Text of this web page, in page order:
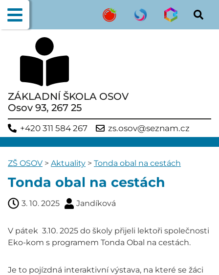
ZÁKLADNÍ ŠKOLA OSOV
Osov 93, 267 25
+420 311 584 267 zs.osov@seznam.cz
ZŠ OSOV > Aktuality > Tonda obal na cestách
Tonda obal na cestách
3. 10. 2025 Jandíková
V pátek 3.10. 2025 do školy přijeli lektoři společnosti
Eko-kom s programem Tonda Obal na cestách.
Je to pojízdná interaktivní výstava, na které se žáci